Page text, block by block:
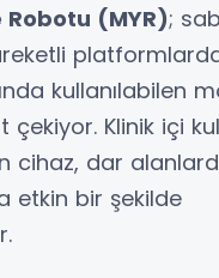
(MYR);
kullanılabilen
çekiyor. Klinik içi
cihaz, dar
etkin bir şekilde